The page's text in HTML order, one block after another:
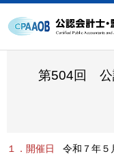
文
第504回 公
１．開催日 令和７年５